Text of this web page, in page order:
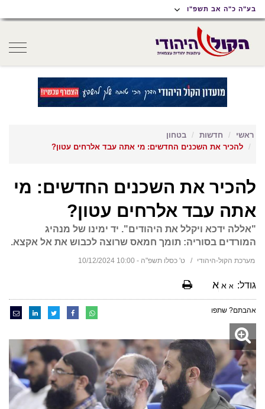
תפריט
נגישות
תפריט
ראשי
תוכן
ראשי
בע"ה כ"ה אב תשפ"ו
ראשי חדשות
בטחון
להכיר את השכנים החדשים: מי אתה עבד אלרחים עטון?
להכיר את השכנים החדשים: מי
אתה עבד אלרחים עטון?
"אללה ידכא ויקלל את היהודים". יד ימינו של מנהיג
המורדים בסוריה: תומך חמאס שרוצה לכבוש את אל אקצא.
מערכת הקול-היהודי ט' כסלו תשפ"ה - 10:00 10/12/2024
גודל: א א א
אהבתם? שתפו